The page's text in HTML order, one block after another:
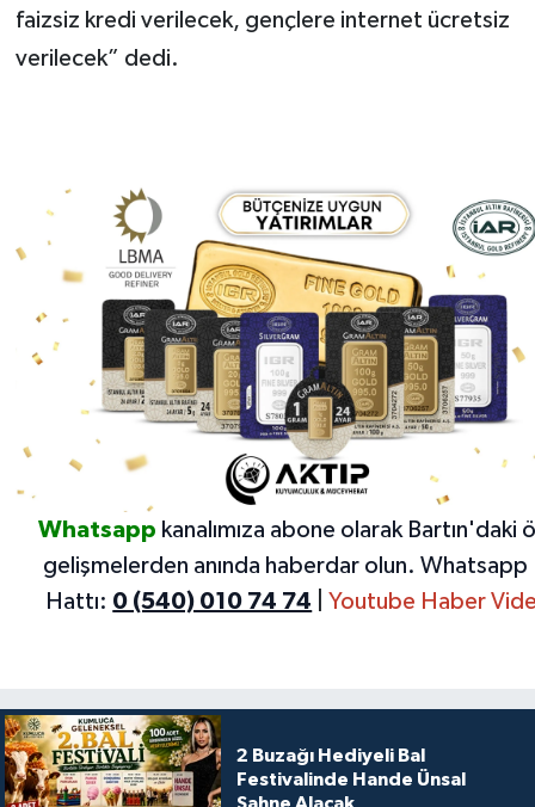
faizsiz kredi verilecek, gençlere internet ücretsiz
verilecek” dedi.
Whatsapp kanalımıza abone olarak Bartın'daki
gelişmelerden anında haberdar olun. Whatsapp
Hattı: 0 (540) 010 74 74 |Youtube Haber
2 Buzağı Hediyeli Bal
Festivalinde Hande Ünsal
Sahne Alacak